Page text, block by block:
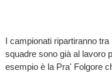
I campionati ripartiranno
squadre sono già al lavoro
esempio è la Pra' Folgore